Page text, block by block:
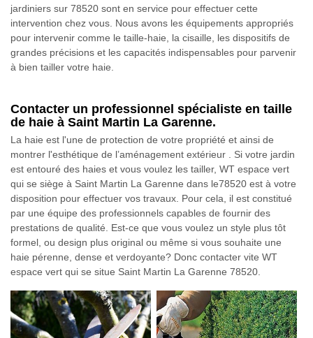
jardiniers sur 78520 sont en service pour effectuer cette
intervention chez vous. Nous avons les équipements appropriés
pour intervenir comme le taille-haie, la cisaille, les dispositifs de
grandes précisions et les capacités indispensables pour parvenir
à bien tailler votre haie.
Contacter un professionnel spécialiste en taille
de haie à Saint Martin La Garenne.
La haie est l'une de protection de votre propriété et ainsi de
montrer l'esthétique de l’aménagement extérieur . Si votre jardin
est entouré des haies et vous voulez les tailler, WT espace vert
qui se siège à Saint Martin La Garenne dans le78520 est à votre
disposition pour effectuer vos travaux. Pour cela, il est constitué
par une équipe des professionnels capables de fournir des
prestations de qualité. Est-ce que vous voulez un style plus tôt
formel, ou design plus original ou même si vous souhaite une
haie pérenne, dense et verdoyante? Donc contacter vite WT
espace vert qui se situe Saint Martin La Garenne 78520.